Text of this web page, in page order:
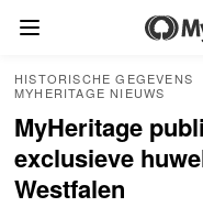
HISTORISCHE GEGEVENS
MYHERITAGE NIEUWS
MyHeritage
exclusieve
Westfalen